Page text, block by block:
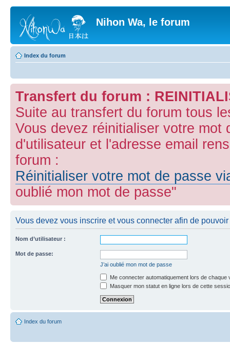
Nihon Wa, le forum
Index du forum
Transfert du forum :
Suite au transfert du forum tous
Vous devez réinitialiser votre mot
d'utilisateur et l'adresse email
forum :
Réinitialiser votre mot de passe
oublié mon mot de passe"
Vous devez vous inscrire et vous connecter afin de
Nom d’utilisateur :
Mot de passe:
J’ai oublié mon mot de passe
Me connecter automatiquement lors de chaque
Masquer mon statut en ligne lors de cette
Index du forum